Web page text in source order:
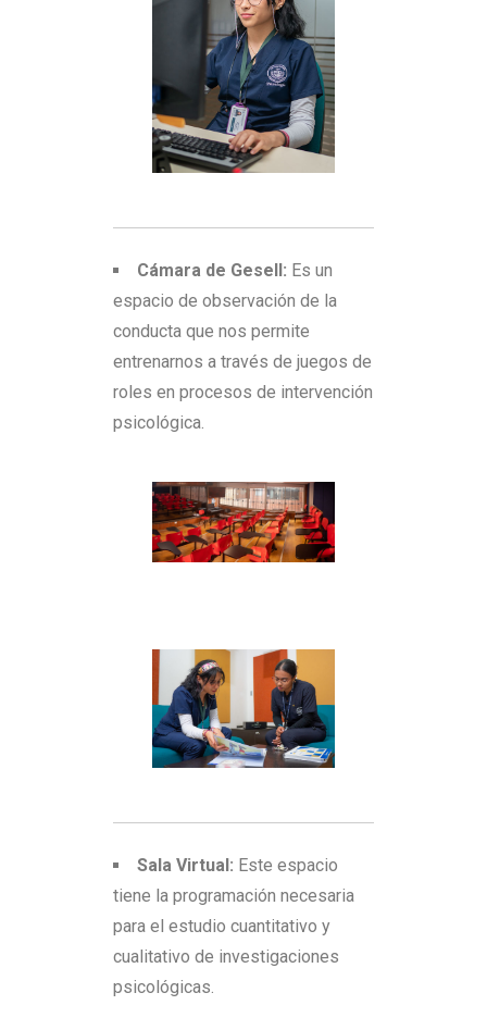
Cámara de Gesell: Es un
espacio de observación de la
conducta que nos permite
entrenarnos a través de juegos de
roles en procesos de intervención
psicológica.
Sala Virtual: Este espacio
tiene la programación necesaria
para el estudio cuantitativo y
cualitativo de investigaciones
psicológicas.